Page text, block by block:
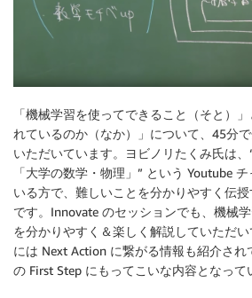
「機械学習を使ってできること（そと）
れているのか（なか）」について、45分
いただいています。ヨビノリたくみ氏は
「大学の数学・物理」” という Youtube
いる方で、難しいことを分かりやすく伝
です。Innovate のセッションでも、機械
を分かりやすく＆楽しく解説していただ
には Next Action に繋がる情報も紹介され
の First Step にもってこいな内容となって